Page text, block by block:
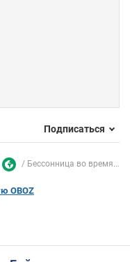
Подписаться
Бессонница во время...
OBOZ